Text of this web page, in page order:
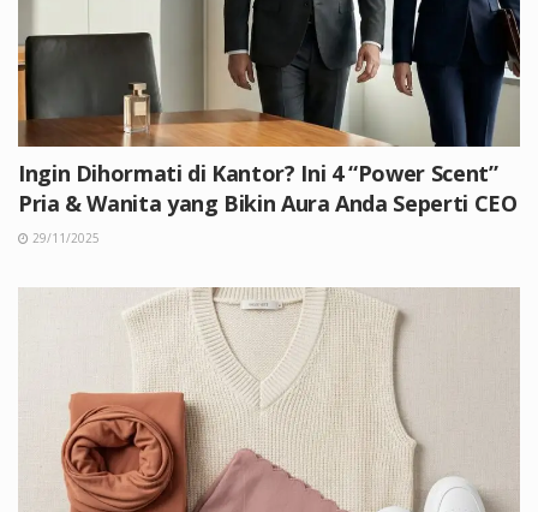
Ingin Dihormati di Kantor? Ini 4 “Power Scent”
Pria & Wanita yang Bikin Aura Anda Seperti CEO
29/11/2025